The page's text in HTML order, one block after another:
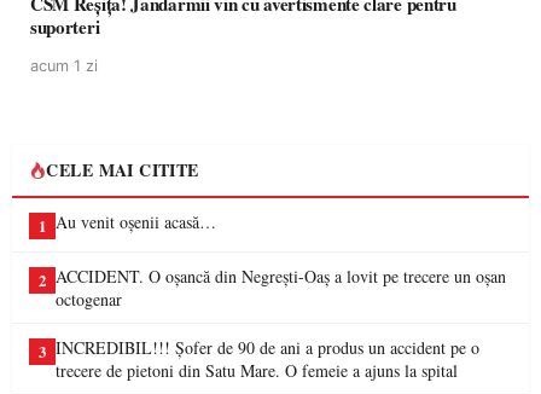
suporteri
acum 1 zi
CELE MAI CITITE
1 Au venit oșenii acasă…
2 ACCIDENT. O oșancă din Negrești-Oaș a lovit pe trecere un oșan
octogenar
3 INCREDIBIL!!! Șofer de 90 de ani a produs un accident pe o
trecere de pietoni din Satu Mare. O femeie a ajuns la spital